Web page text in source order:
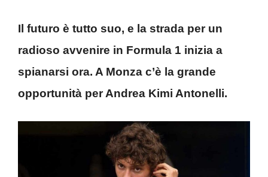
Il futuro è tutto suo, e la strada per un
radioso avvenire in Formula 1 inizia a
spianarsi ora. A Monza c’è la grande
opportunità per Andrea Kimi Antonelli.